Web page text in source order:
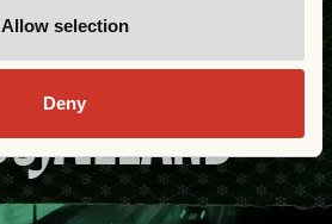
Allow selection
Deny